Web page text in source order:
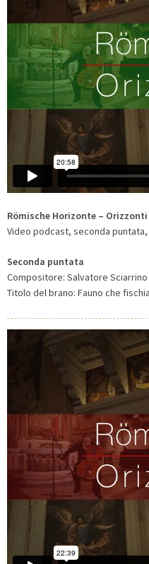
Römische Horizonte –
Video podcast, seconda puntata,
Seconda puntata
Compositore: Salvatore Sciarrino
Titolo del brano: Fauno che